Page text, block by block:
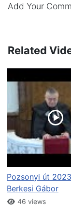
Add Your
Related
Pozsonyi út
Berkesi Gábor
46 views